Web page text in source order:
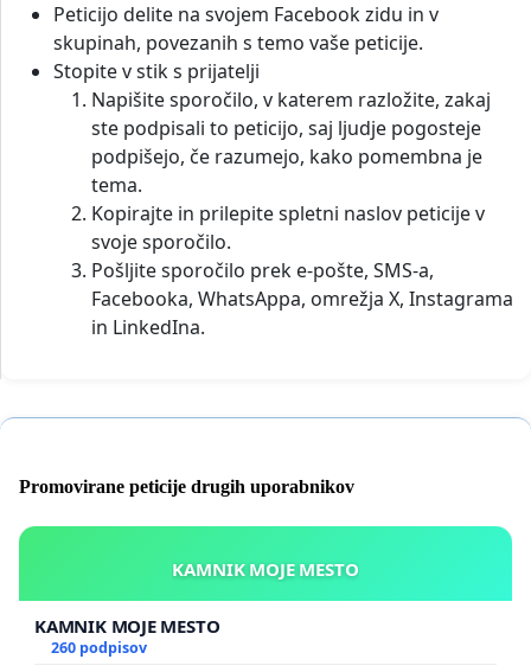
Peticijo delite na svojem Facebook zidu in v
skupinah, povezanih s temo vaše peticije.
Stopite v stik s prijatelji
Napišite sporočilo, v katerem razložite, zakaj
ste podpisali to peticijo, saj ljudje pogosteje
podpišejo, če razumejo, kako pomembna je
tema.
Kopirajte in prilepite spletni naslov peticije v
svoje sporočilo.
Pošljite sporočilo prek e-pošte, SMS-a,
Facebooka, WhatsAppa, omrežja X, Instagrama
in LinkedIna.
Promovirane peticije drugih uporabnikov
KAMNIK MOJE MESTO
KAMNIK MOJE MESTO
260 podpisov